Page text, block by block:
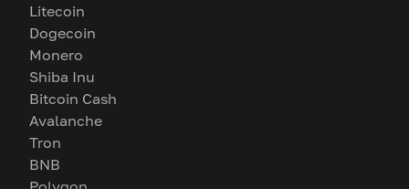
Litecoin
Dogecoin
Monero
Shiba Inu
Bitcoin Cash
Avalanche
Tron
BNB